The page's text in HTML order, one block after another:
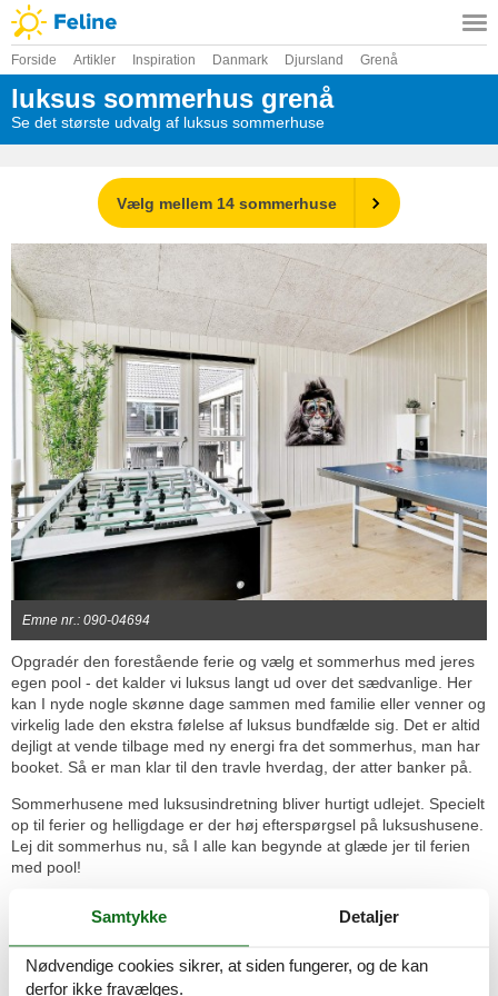
Forside Artikler Inspiration Danmark Djursland Grenå
luksus sommerhus grenå
Se det største udvalg af luksus sommerhuse
Vælg mellem 14 sommerhuse
Emne nr.: 090-04694
Opgradér den forestående ferie og vælg et sommerhus med jeres
egen pool - det kalder vi luksus langt ud over det sædvanlige. Her
kan I nyde nogle skønne dage sammen med familie eller venner og
virkelig lade den ekstra følelse af luksus bundfælde sig. Det er altid
dejligt at vende tilbage med ny energi fra det sommerhus, man har
booket. Så er man klar til den travle hverdag, der atter banker på.
Sommerhusene med luksusindretning bliver hurtigt udlejet. Specielt
op til ferier og helligdage er der høj efterspørgsel på luksushusene.
Lej dit sommerhus nu, så I alle kan begynde at glæde jer til ferien
med pool!
og det er der gode grunde til. Der er tale om en attraktiv form for
ferie, hvor I nyder al den tid, I har til hinanden i jeres sommerhus.
At der også er nem adgang til spændende oplevelser og aktiviteter
er kun et ekstra plus.
Samtykke Detaljer
Nødvendige cookies sikrer, at siden fungerer, og de kan
derfor ikke fravælges.